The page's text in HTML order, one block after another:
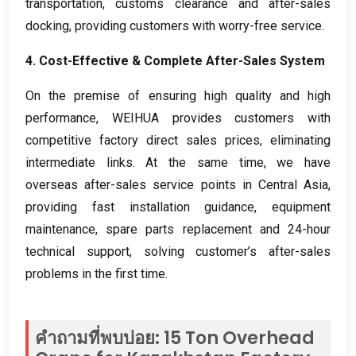
transportation,customs clearance and after-sales
docking, providing customers with worry-free service.
4. Cost-Effective & Complete After-Sales System
On the premise of ensuring high quality and high
performance, WEIHUA provides customers with
competitive factory direct sales prices, eliminating
intermediate links.At the same time,we have
overseas after-sales service points in Central Asia,
providing fast installation guidance, equipment
maintenance, spare parts replacement and 24-hour
technical support, solving customer’s after-sales
problems in the first time.
คำถามที่พบบ่อย: 15 Ton Overhead